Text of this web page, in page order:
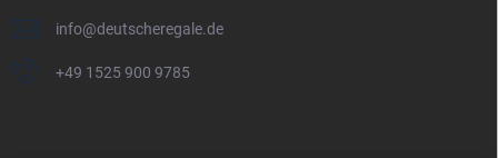
info@deutscheregale.de
+49 1525 900 9785